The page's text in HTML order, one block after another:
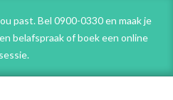
past. Bel 0900-0330 en maak je
belafspraakof boek een online
sessie.